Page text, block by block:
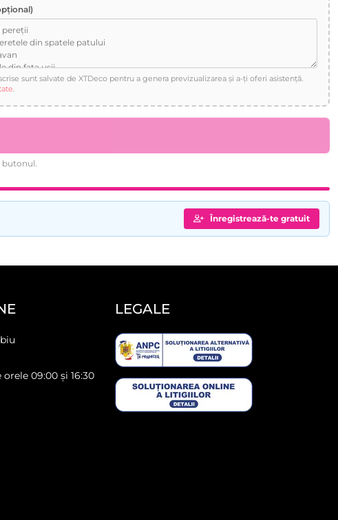
sunt salvate de XTDeco pentru a genera previzualizarea și a-ți oferi asistență.
.
butonul.
Înregistrează-te gratuit
09:00 și 16:30
LEGALE